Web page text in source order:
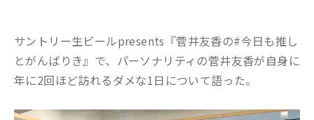
サントリー生ビールpresents『菅井友香の#今日も推し
とがんばりき』で、パーソナリティの菅井友香が自身に
年に2回ほど訪れるダメな1日について語った。